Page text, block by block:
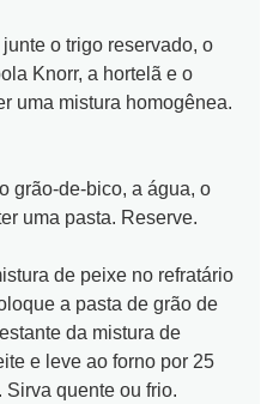
o trigo reservado, o
Knorr, a hortelã e o
uma mistura homogênea.
grão-de-bico, a água, o
uma pasta. Reserve.
de peixe no refratário
a pasta de grão de
da mistura de
e leve ao forno por 25
Sirva quente ou frio.